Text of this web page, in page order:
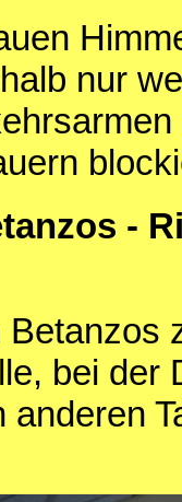
nur
-
Betanzos
bei der
anderen